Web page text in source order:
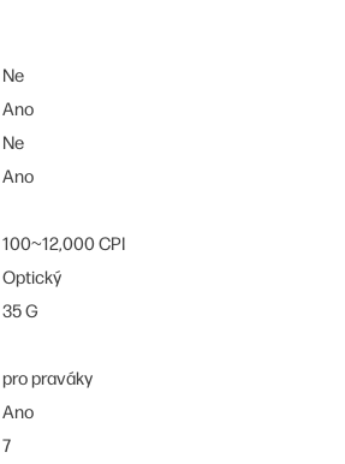
Ne
Ano
Ne
Ano
100~12,000 CPI
Optický
35 G
pro praváky
Ano
7